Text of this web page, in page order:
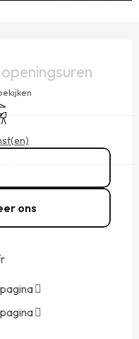
ons